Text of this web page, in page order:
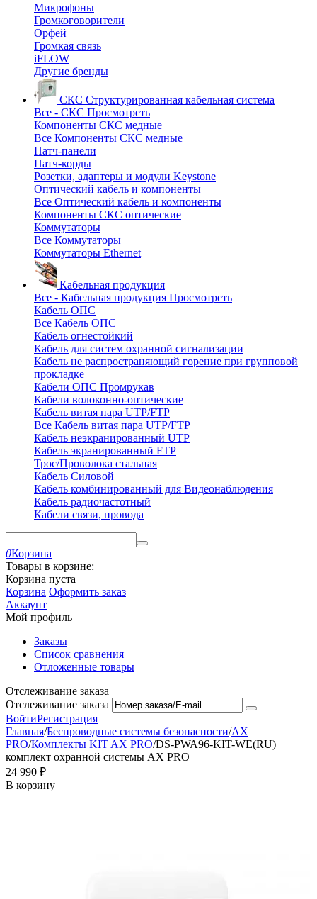
Микрофоны
Громкоговорители
Орфей
Громкая связь
iFLOW
Другие бренды
СКС Структурированная кабельная система
Все - СКС Просмотреть
Компоненты СКС медные
Все Компоненты СКС медные
Патч-панели
Патч-корды
Розетки, адаптеры и модули Keystone
Оптический кабель и компоненты
Все Оптический кабель и компоненты
Компоненты СКС оптические
Коммутаторы
Все Коммутаторы
Коммутаторы Ethernet
Кабельная продукция
Все - Кабельная продукция Просмотреть
Кабель ОПС
Все Кабель ОПС
Кабель огнестойкий
Кабель для систем охранной сигнализации
Кабель не распространяющий горение при групповой
прокладке
Кабели ОПС Промрукав
Кабели волоконно-оптические
Кабель витая пара UTP/FTP
Все Кабель витая пара UTP/FTP
Кабель неэкранированный UTP
Кабель экранированный FTP
Трос/Проволока стальная
Кабель Силовой
Кабель комбинированный для Видеонаблюдения
Кабель радиочастотный
Кабели связи, провода
0Корзина
Товары в корзине:
Корзина пуста
Корзина Оформить заказ
Аккаунт
Мой профиль
Заказы
Список сравнения
Отложенные товары
Отслеживание заказа
Отслеживание заказа
ВойтиРегистрация
Главная/Беспроводные системы безопасности/AX
PRO/Комплекты KIT AX PRO/DS-PWA96-KIT-WE(RU)
комплект охранной системы AX PRO
24 990 ₽
В корзину